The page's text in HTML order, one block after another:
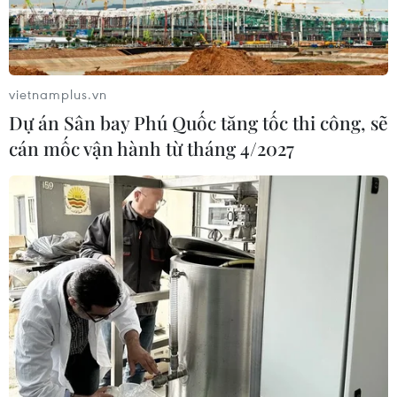
07/08/2026 04:39
Nghệ nhân Đặng Văn Hậu
thổi sức sống mới cho nghệ thuật tò
he truyền thống
07/08/2026 03:19
Bảo tàng Cát Tottori của Nhật
Bản - nơi cát trở thành nghệ thuật
độc đáo
07/08/2026 02:14
Chủ tịch Quốc hội Trần
Thanh Mẫn tiếp Đại sứ Malaysia tại
Việt Nam
vietnamplus.vn
Dự án Sân bay Phú Quốc tăng tốc thi công, sẽ
cán mốc vận hành từ tháng 4/2027